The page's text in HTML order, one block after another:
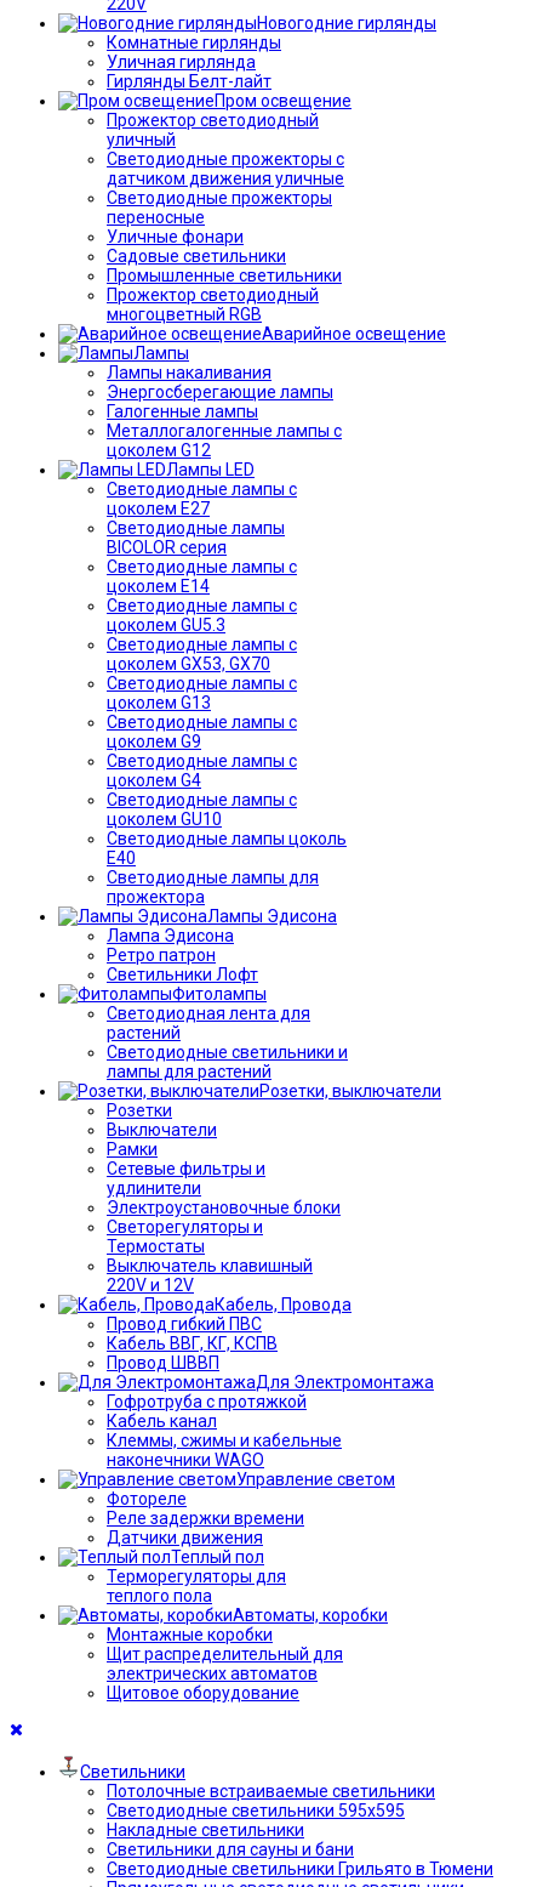
Новогодние гирлянды
Комнатные гирлянды
Уличная гирлянда
Гирлянды Белт-лайт
Пром освещение
Прожектор светодиодный
уличный
Светодиодные прожекторы с
датчиком движения уличные
Светодиодные прожекторы
переносные
Уличные фонари
Садовые светильники
Промышленные светильники
Прожектор светодиодный
многоцветный RGB
Аварийное освещение
Лампы
Лампы накаливания
Энергосберегающие лампы
Галогенные лампы
Металлогалогенные лампы с
цоколем G12
Лампы LED
Светодиодные лампы с
цоколем E27
Светодиодные лампы
BICOLOR серия
Светодиодные лампы с
цоколем E14
Светодиодные лампы с
цоколем GU5.3
Светодиодные лампы с
цоколем GX53, GX70
Светодиодные лампы с
цоколем G13
Светодиодные лампы с
цоколем G9
Светодиодные лампы с
цоколем G4
Светодиодные лампы с
цоколем GU10
Светодиодные лампы цоколь
Е40
Светодиодные лампы для
прожектора
Лампы Эдисона
Лампа Эдисона
Ретро патрон
Светильники Лофт
Фитолампы
Светодиодная лента для
растений
Светодиодные светильники и
лампы для растений
Розетки, выключатели
Розетки
Выключатели
Рамки
Сетевые фильтры и
удлинители
Электроустановочные блоки
Светорегуляторы и
Термостаты
Выключатель клавишный
220V и 12V
Кабель, Провода
Провод гибкий ПВС
Кабель ВВГ, КГ, КСПВ
Провод ШВВП
Для Электромонтажа
Гофротруба с протяжкой
Кабель канал
Клеммы, сжимы и кабельные
наконечники WAGO
Управление светом
Фотореле
Реле задержки времени
Датчики движения
Теплый пол
Терморегуляторы для
теплого пола
Автоматы, коробки
Монтажные коробки
Щит распределительный для
электрических автоматов
Щитовое оборудование
Светильники
Потолочные встраиваемые светильники
Светодиодные светильники 595х595
Накладные светильники
Светильники для сауны и бани
Светодиодные светильники Грильято в Тюмени